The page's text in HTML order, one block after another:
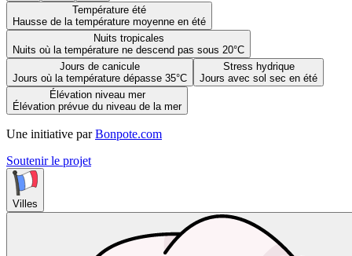
Température été
Hausse de la température moyenne en été
Nuits tropicales
Nuits où la température ne descend pas sous 20°C
Jours de canicule
Jours où la température dépasse 35°C
Stress hydrique
Jours avec sol sec en été
Élévation niveau mer
Élévation prévue du niveau de la mer
Une initiative par Bonpote.com
Soutenir le projet
Villes